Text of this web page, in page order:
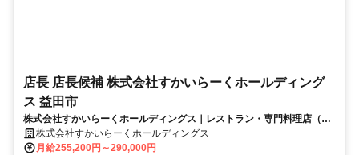
店長 店長候補 株式会社すかいらーくホールディング
ス 益田市
株式会社すかいらーくホールディングス｜レストラン・専門料理店（接
客・販売・ホール）,レストラン・専門料理店（店長・店長候補）
株式会社すかいらーくホールディングス
月給255,200円～290,000円